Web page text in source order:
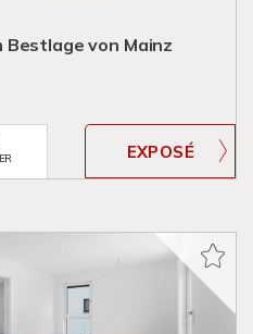
Bestlage von Mainz